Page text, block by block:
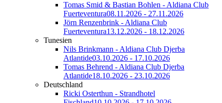
Tomas Smid & Bastian Bohlen - Aldiana Club
Fuerteventura08.11.2026 - 27.11.2026
Jörn Renzenbrink - Aldiana Club
Fuerteventura13.12.2026 - 18.12.2026
Tunesien
Nils Brinkmann - Aldiana Club Djerba
Atlantide03.10.2026 - 17.10.2026
Tomas Behrend - Aldiana Club Djerba
Atlantide18.10.2026 - 23.10.2026
Deutschland
Ricki Osterthun - Strandhotel